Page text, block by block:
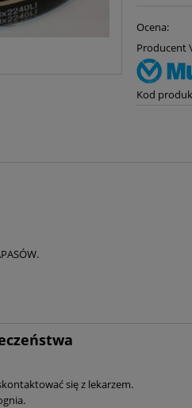
Ocena:
Producent
Kod
się z lekarzem.